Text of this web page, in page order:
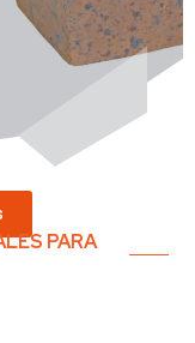
PARA